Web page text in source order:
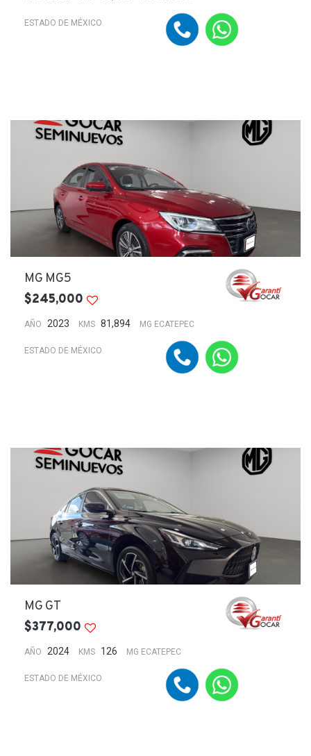
ESTADO DE MÉXICO
MG MG5
$245,000
AÑO 2023 KMS 81,894 MG ECATEPEC
ESTADO DE MÉXICO
MG GT
$377,000
AÑO 2024 KMS 126 MG ECATEPEC
ESTADO DE MÉXICO